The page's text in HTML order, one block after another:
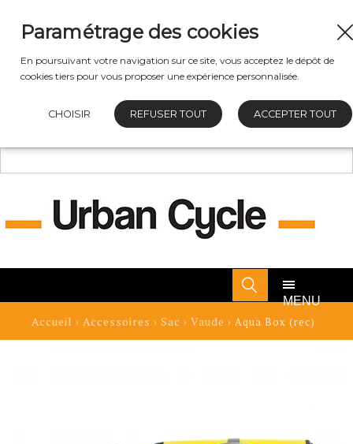
MENU
Accueil › Accessoires › Sac › Vaude › Aqua Box (rec)
Paramétrage des cookies
En poursuivant votre navigation sur ce site, vous acceptez le dépôt de
cookies tiers pour vous proposer une expérience personnalisée.
CHOISIR REFUSER TOUT ACCEPTER TOUT